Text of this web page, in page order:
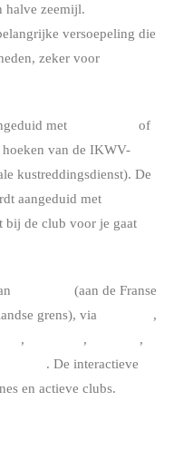
halve zeemijl.
versoepeling die
zeker voor
met
of
van de IKWV-
kustreddingsdienst). De
aangeduid met
bij de club voor je gaat
(aan de Franse
grens), via
,
, , ,
. De interactieve
en actieve clubs.